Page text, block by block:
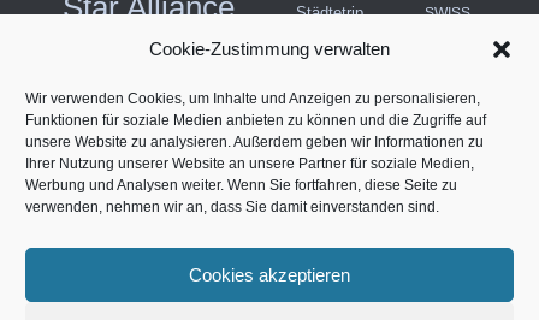
Cookie-Zustimmung verwalten
Wir verwenden Cookies, um Inhalte und Anzeigen zu personalisieren,
Funktionen für soziale Medien anbieten zu können und die Zugriffe auf
unsere Website zu analysieren. Außerdem geben wir Informationen zu
Ihrer Nutzung unserer Website an unsere Partner für soziale Medien,
Werbung und Analysen weiter. Wenn Sie fortfahren, diese Seite zu
verwenden, nehmen wir an, dass Sie damit einverstanden sind.
Cookies akzeptieren
Städtetrip SWISS
Südostasien (2011)
Turkish Airlines Türkei USA
USA (Mittlerer Westen) & Kanada (2018)
Vereinigte Arabische Emirate
Vertragslounge
Westküste Nordamerika (2014)